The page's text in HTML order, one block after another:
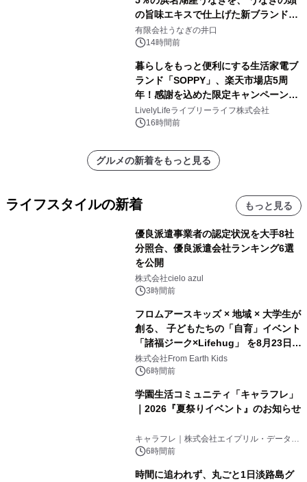
の旨味エキスで仕上げた新ブランド
「井口の誉」誕生
有限会社うなぎの井口
14時間前
暮らしをもっと便利にする生活家電ブ
ランド「SOPPY」、楽天市場店5周
年！感謝を込めた限定キャンペーンを
8月10日より開催
LivelyLifeライブリーライフ株式会社
16時間前
グルメの新着をもっと見る
ライフスタイルの新着 もっと見る
優良派遣事業者の認定状況を大手8社
分照合、優良派遣会社ランキング6選
を公開
株式会社cielo azul
3時間前
フロムアースキッズ × 地域 × 大学生が
創る、 子どもたちの「自育」イベント
「諸福ジーク×Lifehug」 を8月23日
(日)開催
株式会社From Earth Kids
6時間前
学園生活コミュニティ「キャラフレ」
｜2026『夏祭りイベント』のお知らせ
キャラフレ｜株式会社エイプリル・データ・
デザインズ
6時間前
時間に追われず、丸ごと1日淡路島グ